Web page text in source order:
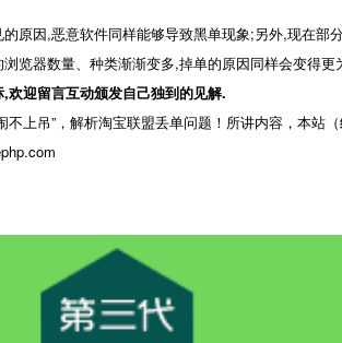
原因,恶意软件同样能够导致黑单现象;另外,现在
览器数量、种类渐渐变多,掉单的原因同样会变得更
欢迎留言互动颁发自己独到的见解.
不上吊”，解析淘宝联盟丢单问题！所讲内容，本站（